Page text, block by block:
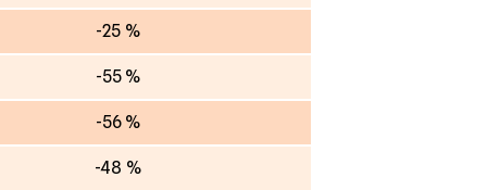
-25 %
-55 %
-56 %
-48 %